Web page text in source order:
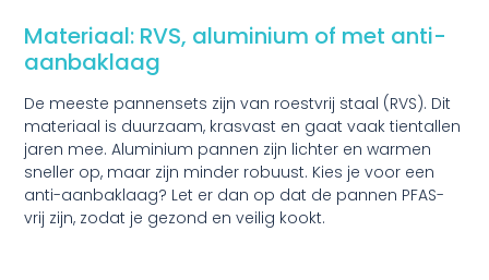
Materiaal: RVS, aluminium of met anti-
aanbaklaag
De meeste pannensets zijn van roestvrij staal (RVS). Dit
materiaal is duurzaam, krasvast en gaat vaak tientallen
jaren mee. Aluminium pannen zijn lichter en warmen
sneller op, maar zijn minder robuust. Kies je voor een
anti-aanbaklaag? Let er dan op dat de pannen PFAS-
vrij zijn, zodat je gezond en veilig kookt.